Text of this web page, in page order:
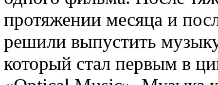
протяжении месяца и
решили выпустить
который стал первым в